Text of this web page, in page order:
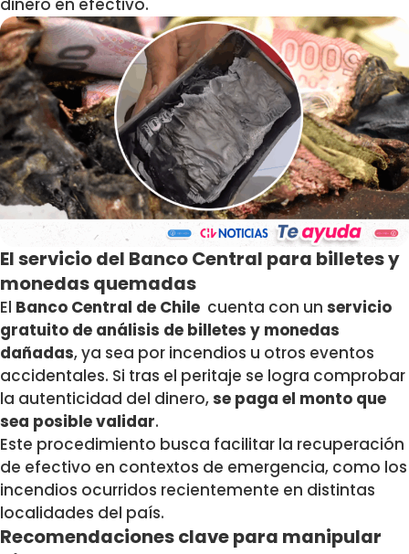
dinero en efectivo.
El servicio del Banco Central para billetes y
monedas quemadas
El Banco Central de Chile cuenta con un servicio
gratuito de análisis de billetes y monedas
dañadas, ya sea por incendios u otros eventos
accidentales. Si tras el peritaje se logra comprobar
la autenticidad del dinero,se paga el monto que
sea posible validar.
Este procedimiento busca facilitar la recuperación
de efectivo en contextos de emergencia, como los
incendios ocurridos recientemente en distintas
localidades del país.
Recomendaciones clave para manipular